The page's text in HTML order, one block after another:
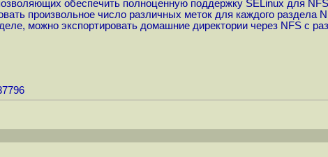
обеспечить полноценную поддержку SELinux для
произвольное число различных меток для каждого
можно экспортировать домашние директории через NFS с